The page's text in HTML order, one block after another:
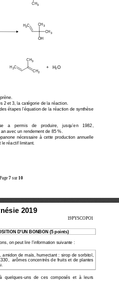
Page 7 sur 10
CH3
CH3
OH
C
H2
CH2
CH3
C
H2 +   H 2O
2 et 3, la catégorie de la réaction.
étapes l’équation de la réaction de synthèse
a   permis   de   produire,
   jusqu’en   1982,
avec un rendement de 85 %.
nécessaire  à  cette  production  annuelle
le réactif limitant.
CH3
19PYSCOPO1
D'UN BONBON (5 points)
on peut lire l'information suivante :
amidon de maïs, humectant : sirop de sorbitol,
arômes concentrés de fruits et de plantes
quelques-uns  de ces  composés  et  à  leurs
2019